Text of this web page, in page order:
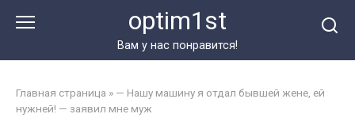
optim1st
Вам у нас понравится!
Главная страница » — Нашу машину я отдал бывшей жене, ей
нужней! — заявил мне муж